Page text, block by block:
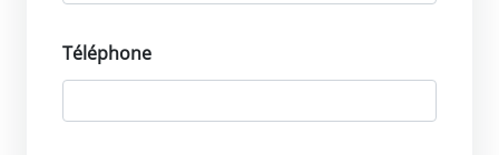
Téléphone